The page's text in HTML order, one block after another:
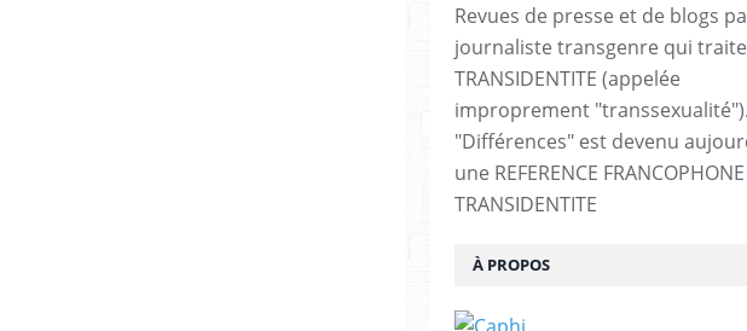
Revues de presse et de blogs
journaliste transgenre qui
TRANSIDENTITE (appelée
improprement
"Différences" est devenu
une REFERENCE
TRANSIDENTITE
À PROPOS